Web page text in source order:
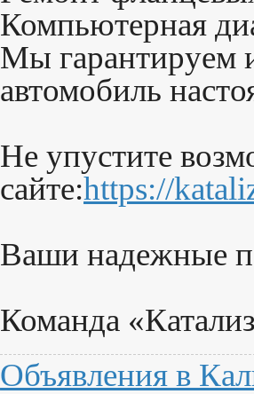
Компьютерная
Мы гарантируем
автомобиль
Не упустите
сайте:https://
Ваши надежные
Команда
Объявления в